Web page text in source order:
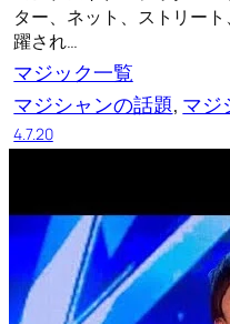
ター、ネット、ストリー
躍され…
マジック一覧
マジシャンの話題, マジ
4.7.20